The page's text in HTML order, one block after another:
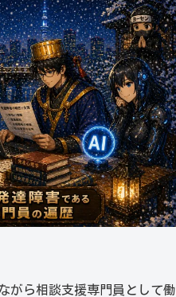
がら相談支援専門員として働